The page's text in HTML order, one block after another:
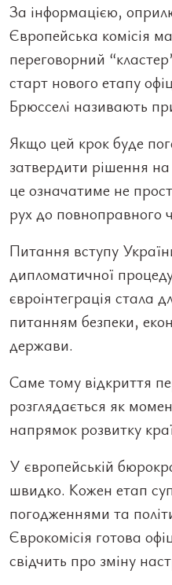
За інформацією,
Європейська комісія
переговорний
старт нового етапу
Брюсселі називають
Якщо цей крок буде
затвердити рішення
це означатиме не
рух до повноправного
Питання вступу
дипломатичної
євроінтеграція стала
питанням безпеки,
держави.
Саме тому відкриття
розглядається як
напрямок розвитку
У європейській
швидко. Кожен етап
погодженнями та
Єврокомісія готова
свідчить про зміну